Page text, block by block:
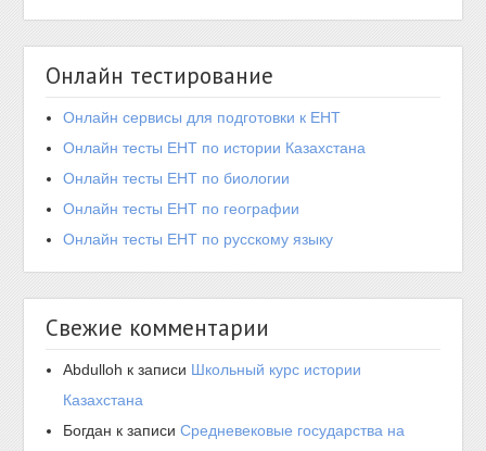
Онлайн тестирование
Онлайн сервисы для подготовки к ЕНТ
Онлайн тесты ЕНТ по истории Казахстана
Онлайн тесты ЕНТ по биологии
Онлайн тесты ЕНТ по географии
Онлайн тесты ЕНТ по русскому языку
Свежие комментарии
Abdulloh к записи Школьный курс истории
Казахстана
Богдан к записиСредневековые государства на